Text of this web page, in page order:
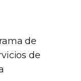
de
de